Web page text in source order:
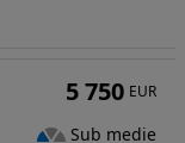
5 750 EUR
Sub medie